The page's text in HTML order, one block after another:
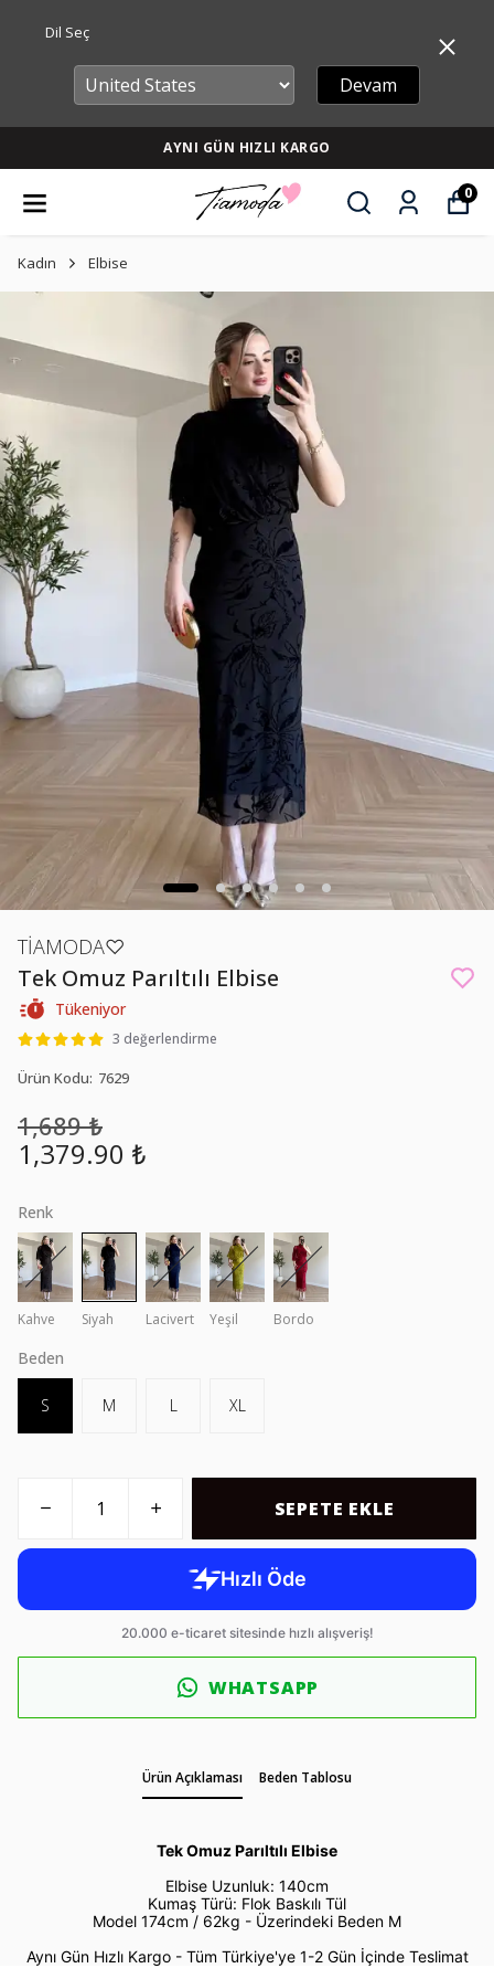
Dil Seç
Devam
AYNI GÜN HIZLI KARGO
0
Kadın Elbise
TİAMODA♡
Tek Omuz Parıltılı Elbise
Tükeniyor
3 değerlendirme
Ürün Kodu: 7629
1,689 ₺
1,379.90 ₺
Renk
Kahve Siyah Lacivert Yeşil Bordo
Beden
S M L XL
SEPETE EKLE
WHATSAPP
Ürün Açıklaması Beden Tablosu
Tek Omuz Parıltılı Elbise
Elbise Uzunluk: 140cm
Kumaş Türü: Flok Baskılı Tül
Model 174cm / 62kg - Üzerindeki Beden M
Aynı Gün Hızlı Kargo - Tüm Türkiye'ye 1-2 Gün İçinde Teslimat